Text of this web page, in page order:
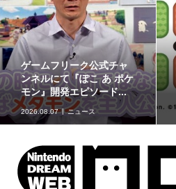
ゲームフリーク公式チャ
ンネルにて『ぽこ あ ポケ
モン』開発エピソード...
2026.08.07 ニュース